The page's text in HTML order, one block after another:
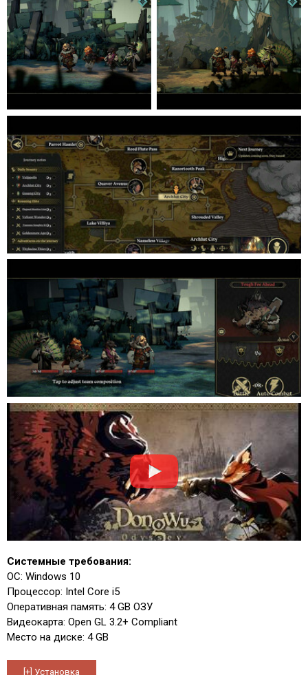
Системные требования:
ОС: Windows 10
Процессор: Intel Core i5
Оперативная память: 4 GB ОЗУ
Видеокарта: Open GL 3.2+ Compliant
Место на диске: 4 GB